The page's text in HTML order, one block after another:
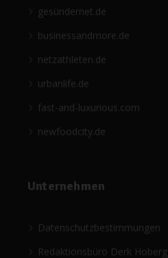
gesündernet.de
businessandmore.de
netzathleten.de
urbanlife.de
fast-and-luxurious.com
newfoodcity.de
Unternehmen
Datenschutzbestimmungen
Redaktionsbüro Derk Hoberg